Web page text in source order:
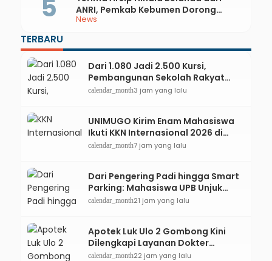
News
ANRI, Pemkab Kebumen Dorong
Integrasi Sejarah, Geopark, dan
TERBARU
Dari 1.080 Jadi 2.500 Kursi,
Pembangunan Sekolah Rakyat
Kebumen Ditargetkan Mulai
calendar_month3 jam yang lalu
UNIMUGO Kirim Enam Mahasiswa
Ikuti KKN Internasional 2026 di
ASEAN dan Hong Kong
calendar_month7 jam yang lalu
Dari Pengering Padi hingga Smart
Parking: Mahasiswa UPB Unjuk
Gigi Lewat Pameran CODEX 2
calendar_month21 jam yang lalu
Apotek Luk Ulo 2 Gombong Kini
Dilengkapi Layanan Dokter
Spesialis Anak
calendar_month22 jam yang lalu